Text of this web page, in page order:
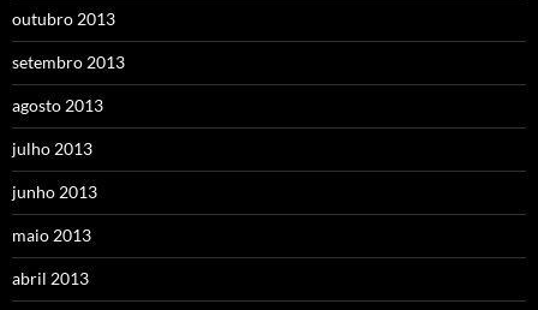
outubro 2013
setembro 2013
agosto 2013
julho 2013
junho 2013
maio 2013
abril 2013